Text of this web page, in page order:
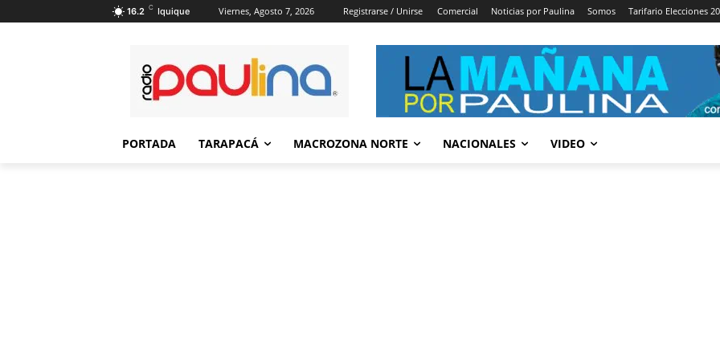
16.2 C Iquique Viernes, Agosto 7, 2026 Registrarse / Unirse Comercial Noticias por Paulina Somos Tarifario Elecciones
PORTADA TARAPACÁ MACROZONA NORTE NACIONALES VIDEO